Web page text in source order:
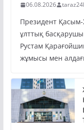
06.08.2026
Президент
ұлттық басқарушы
Рустам
жұмысы мен